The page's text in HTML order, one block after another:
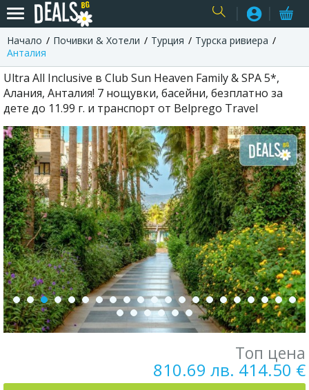
USER
Начало Почивки & Хотели Турция
Турска ривиера
Анталия
Ultra All Inclusive в Club Sun Heaven Family & SPA 5*,
Алания, Анталия! 7 нощувки, басейни, безплатно за
дете до 11.99 г. и транспорт от Belprego Travel
Топ цена
810.69 лв. 414.50 €